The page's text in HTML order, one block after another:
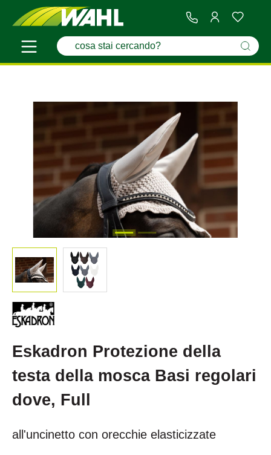
Eskadron Protezione della
testa della mosca Basi regolari
dove, Full
all'uncinetto con orecchie elasticizzate